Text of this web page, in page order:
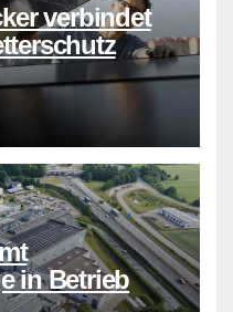
verbindet
in Betrieb